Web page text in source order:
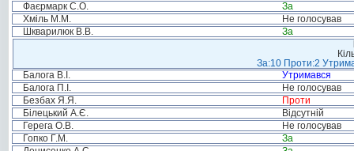
Фаєрмарк С.О.
За
Хміль М.М.
Не голосував
Шкварилюк В.В.
За
За:10 Проти:2
Балога В.І.
Утримався
Балога П.І.
Не голосував
Безбах Я.Я.
Проти
Білецький А.Є.
Відсутній
Герега О.В.
Не голосував
Гопко Г.М.
За